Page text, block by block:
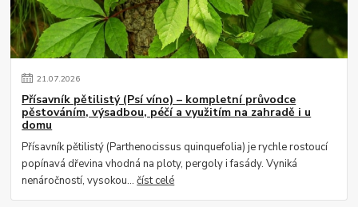
21.07.2026
Přísavník pětilistý (Psí víno) – kompletní průvodce
pěstováním, výsadbou, péčí a využitím na zahradě i u
domu
Přísavník pětilistý (Parthenocissus quinquefolia) je rychle rostoucí
popínavá dřevina vhodná na ploty, pergoly i fasády. Vyniká
nenáročností, vysokou...číst celé